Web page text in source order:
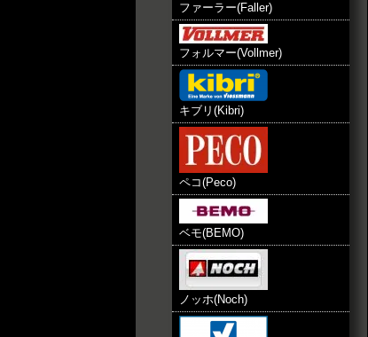
ファーラー(Faller)
フォルマー(Vollmer)
キブリ(Kibri)
ペコ(Peco)
ベモ(BEMO)
ノッホ(Noch)